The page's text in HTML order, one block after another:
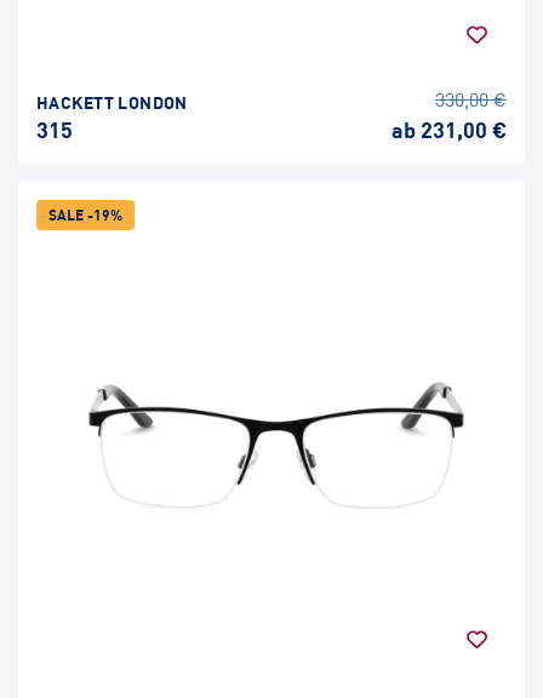
HACKETT LONDON
315
330,00 €
ab 231,00 €
SALE -19%